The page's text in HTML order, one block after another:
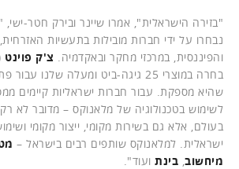
"בזירה הישראלית", אמרו שיינר ובירק חטר-ישי,
נבחרו על ידי חברות מובילות בתעשיות
והפיננסית, במרכזי מחקר ובאקדמיה. צ'ק פוינט
בחרה במוצרי 25 גיגה-ביט ומעלה שלנו
שהיא מספקת. עבור חברות ישראליות קיימים
לשימוש בטכנולוגיה של מלאנוקס – מדובר לא רק
בעולם, אלא גם בשירות מקומי, ייצור מקומי
ישראלית. למלאנוקס שותפים רבים בישראל –
מיחשוב בינת ועוד".